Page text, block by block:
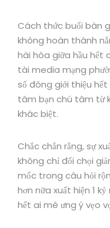
Cách thức buổi bàn
không hoàn thành
hài hòa giữa hầu hết
tài media mạng
số đông giới thiệu
tâm bạn chú tâm từ
khác biệt.
Chắc chắn rằng, sự
không chỉ đối chọi
mốc trong câu hỏi
hơn nữa xuất hiện 1
hết ai mê ưng ý vẹo